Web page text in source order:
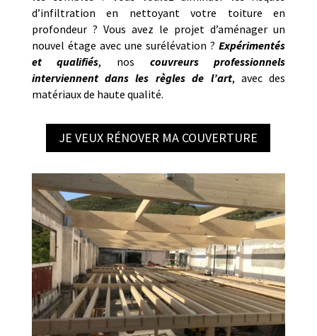
d’infiltration en nettoyant votre toiture en
profondeur ? Vous avez le projet d’aménager un
nouvel étage avec une surélévation ?Expérimentés
et qualifiés, nos couvreurs professionnels
interviennent dans les règles de l’art, avec des
matériaux de haute qualité.
JE VEUX RÉNOVER MA COUVERTURE